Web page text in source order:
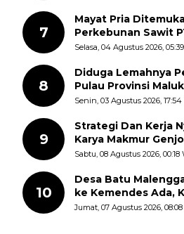
7
Mayat Pria
Perkebunan Sawit
Polisi Selidiki
Selasa, 04 Agustus 2026,
8
Diduga Lemahnya
Pulau Provinsi
Pungli terhadap
Senin, 03 Agustus 2026,
9
Strategi Dan Kerja
Karya Makmur
Swasembada
Sabtu, 08 Agustus 2026, 00:18
10
Desa Batu
ke Kemendes Ada,
GMAS Berbeda
Jumat, 07 Agustus 2026,